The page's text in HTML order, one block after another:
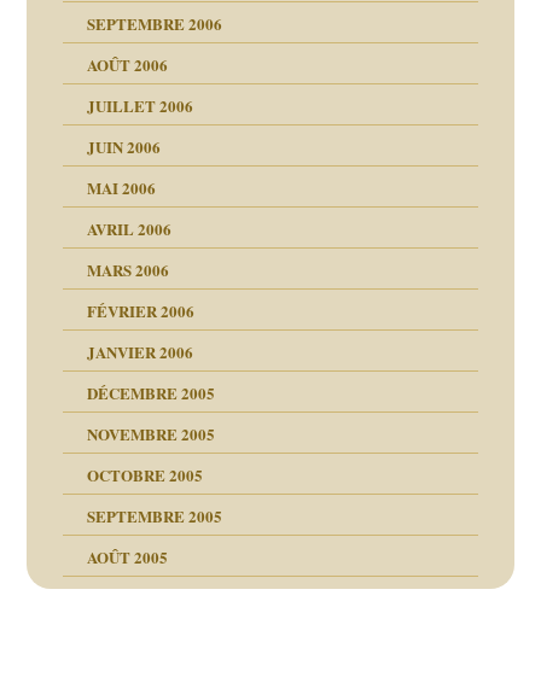
SEPTEMBRE 2006
AOÛT 2006
JUILLET 2006
JUIN 2006
MAI 2006
AVRIL 2006
MARS 2006
FÉVRIER 2006
JANVIER 2006
DÉCEMBRE 2005
NOVEMBRE 2005
OCTOBRE 2005
SEPTEMBRE 2005
AOÛT 2005
cocaïne.